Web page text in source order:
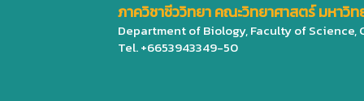
ภาควิชาชีววิทยา คณะวิทยาศาสตร์ มหาวิท
Department of Biology, Faculty of
Tel. +6653943349-50